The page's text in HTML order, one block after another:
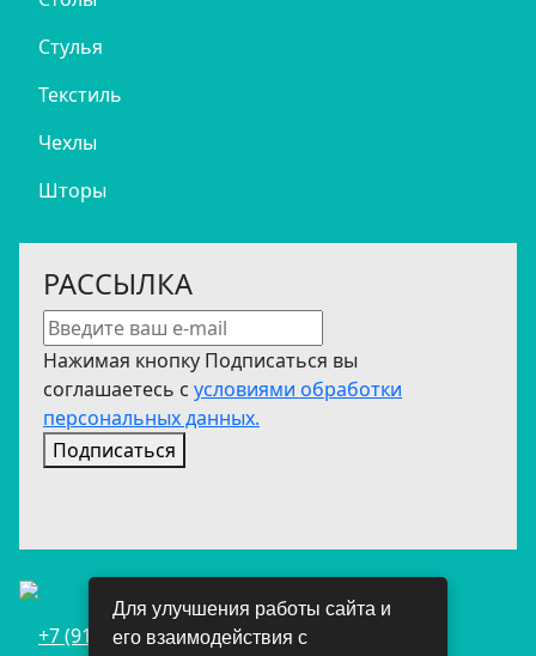
Стулья
Текстиль
Чехлы
Шторы
РАССЫЛКА
Нажимая кнопку Подписаться вы
соглашаетесь с условиями обработки
персональных данных.
Подписаться
+7 (911) 698-05-70
Для улучшения работы сайта и
его взаимодействия с